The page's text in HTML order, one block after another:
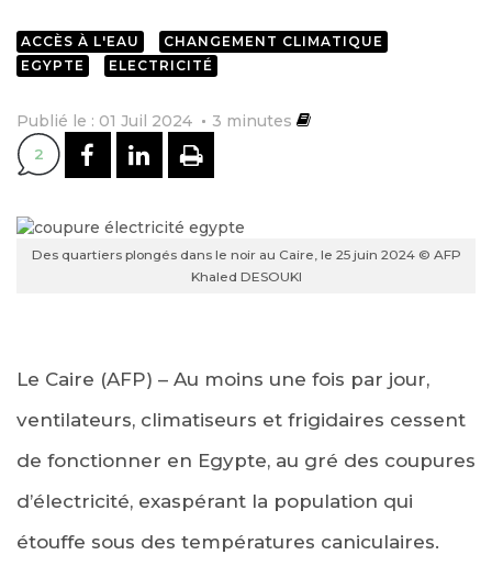
ACCÈS À L'EAU
CHANGEMENT CLIMATIQUE
EGYPTE
ELECTRICITÉ
Publié le : 01 Juil 2024 3 minutes
2 PARTAGER SUR FACEBOOK
PARTAGER SUR
IMPRIMER
Des quartiers plongés dans le noir au Caire, le 25 juin 2024 © AFP
Khaled DESOUKI
Le Caire (AFP) – Au moins une fois par jour,
ventilateurs, climatiseurs et frigidaires cessent
de fonctionner en Egypte, au gré des coupures
d’électricité, exaspérant la population qui
étouffe sous des températures caniculaires.